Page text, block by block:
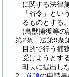
に関する法律
「省令」とい
るものとする。
(鳥獣捕獲等の
第2条
法第9条
目的で行う捕
受けようとす
町長に提出し